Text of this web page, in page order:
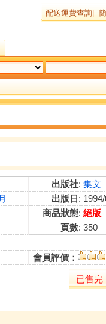
配送運費查詢
出版社: 集文
出版日 :
商品狀態: 絕版
頁數: 350
會員評價：
已售完